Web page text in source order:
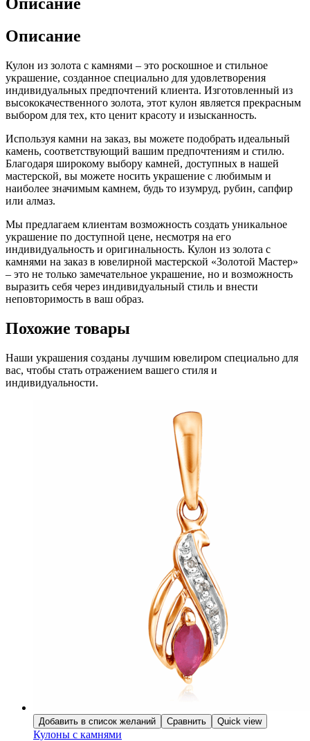
Описание
Кулон из золота с камнями – это роскошное и стильное
украшение, созданное специально для удовлетворения
индивидуальных предпочтений клиента. Изготовленный из
высококачественного золота, этот кулон является прекрасным
выбором для тех, кто ценит красоту и изысканность.
Используя камни на заказ, вы можете подобрать идеальный
камень, соответствующий вашим предпочтениям и стилю.
Благодаря широкому выбору камней, доступных в нашей
мастерской, вы можете носить украшение с любимым и
наиболее значимым камнем, будь то изумруд, рубин, сапфир
или алмаз.
Мы предлагаем клиентам возможность создать уникальное
украшение по доступной цене, несмотря на его
индивидуальность и оригинальность. Кулон из золота с
камнями на заказ в ювелирной мастерской «Золотой Мастер»
– это не только замечательное украшение, но и возможность
выразить себя через индивидуальный стиль и внести
неповторимость в ваш образ.
Похожие товары
Наши украшения созданы лучшим ювелиром специально для
вас, чтобы стать отражением вашего стиля и
индивидуальности.
Добавить в список желаний Сравнить Quick view
Кулоны с камнями